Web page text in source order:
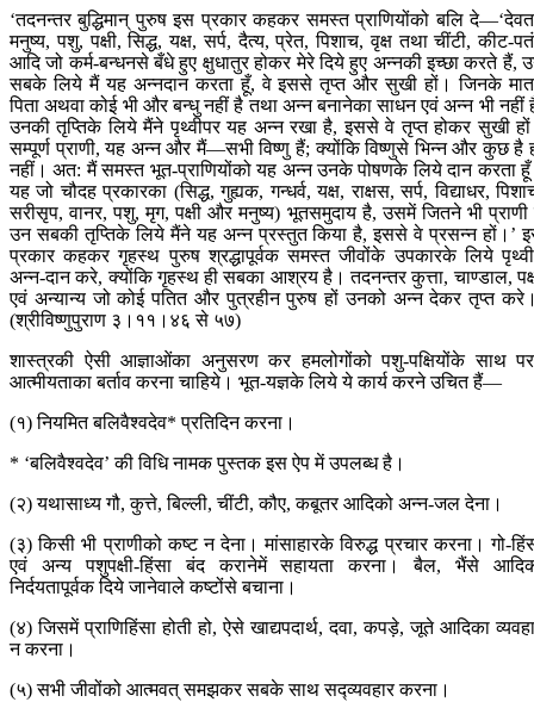
‘तदनन्तर बुद्धिमान् पुरुष इस प्रकार कहकर समस्त प्राणियोंको बलि
मनुष्य, पशु, पक्षी, सिद्ध, यक्ष, सर्प, दैत्य, प्रेत, पिशाच, वृक्ष तथा चींटी, कीट-
आदि जो कर्म-बन्धनसे बँधे हुए क्षुधातुर होकर मेरे दिये हुए अन्नकी इच्छा करते हैं,
सबके लिये मैं यह अन्नदान करता हूँ, वे इससे तृप्त और सुखी हों। जिनके
पिता अथवा कोई भी और बन्धु नहीं है तथा अन्न बनानेका साधन एवं अन्न भी नहीं
उनकी तृप्तिके लिये मैंने पृथ्वीपर यह अन्न रखा है, इससे वे तृप्त होकर सुखी
सम्पूर्ण प्राणी, यह अन्न और मैं—सभी विष्णु हैं; क्योंकि विष्णुसे भिन्न और कुछ है
नहीं। अत: मैं समस्त भूत-प्राणियोंको यह अन्न उनके पोषणके लिये दान करता
यह जो चौदह प्रकारका (सिद्ध, गुह्यक, गन्धर्व, यक्ष, राक्षस, सर्प, विद्याधर,
सरीसृप, वानर, पशु, मृग, पक्षी और मनुष्य) भूतसमुदाय है, उसमें जितने भी प्राणी
उन सबकी तृप्तिके लिये मैंने यह अन्न प्रस्तुत किया है, इससे वे प्रसन्न हों।’
प्रकार कहकर गृहस्थ पुरुष श्रद्धापूर्वक समस्त जीवोंके उपकारके लिये
अन्न-दान करे, क्योंकि गृहस्थ ही सबका आश्रय है। तदनन्तर कुत्ता, चाण्डाल,
एवं अन्यान्य जो कोई पतित और पुत्रहीन पुरुष हों उनको अन्न देकर तृप्त
(श्रीविष्णुपुराण ३।११।४६ से ५७)
शास्त्रकी ऐसी आज्ञाओंका अनुसरण कर हमलोगोंको पशु-पक्षियोंके साथ
आत्मीयताका बर्ताव करना चाहिये। भूत-यज्ञके लिये ये कार्य करने उचित हैं—
(१) नियमित बलिवैश्वदेव* प्रतिदिन करना।
* ‘बलिवैश्वदेव’ की विधि नामक पुस्तक इस ऐप में उपलब्ध है।
(२) यथासाध्य गौ, कुत्ते, बिल्ली, चींटी, कौए, कबूतर आदिको अन्न-जल देना।
(३) किसी भी प्राणीको कष्ट न देना। मांसाहारके विरुद्ध प्रचार करना। गो-
एवं अन्य पशुपक्षी-हिंसा बंद करानेमें सहायता करना। बैल, भैंसे
निर्दयतापूर्वक दिये जानेवाले कष्टोंसे बचाना।
(४) जिसमें प्राणिहिंसा होती हो, ऐसे खाद्यपदार्थ, दवा, कपड़े, जूते आदिका
न करना।
(५) सभी जीवोंको आत्मवत् समझकर सबके साथ सद्‍व्यवहार करना।